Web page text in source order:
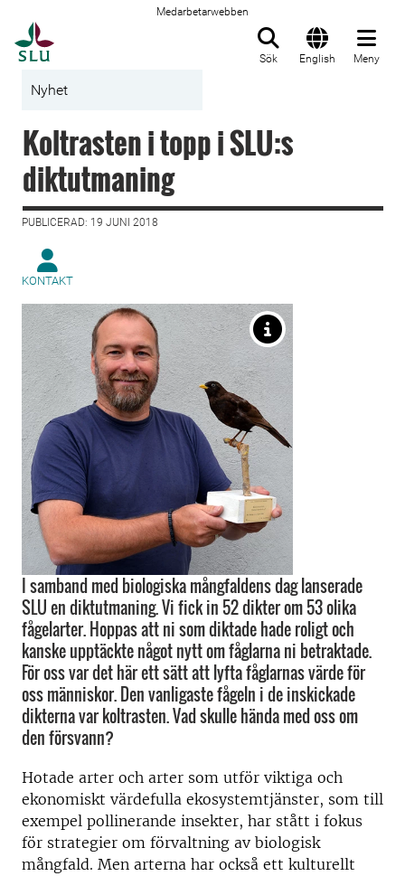
Medarbetarwebben
Sök English Meny
Nyhet
Koltrasten i topp i SLU:s
diktutmaning
PUBLICERAD: 19 JUNI 2018
KONTAKT
I samband med biologiska mångfaldens dag lanserade
SLU en diktutmaning. Vi fick in 52 dikter om 53 olika
fågelarter. Hoppas att ni som diktade hade roligt och
kanske upptäckte något nytt om fåglarna ni betraktade.
För oss var det här ett sätt att lyfta fåglarnas värde för
oss människor. Den vanligaste fågeln i de inskickade
dikterna var koltrasten. Vad skulle hända med oss om
den försvann?
Hotade arter och arter som utför viktiga och
ekonomiskt värdefulla ekosystemtjänster, som till
exempel pollinerande insekter, har stått i fokus
för strategier om förvaltning av biologisk
mångfald. Men arterna har också ett kulturellt